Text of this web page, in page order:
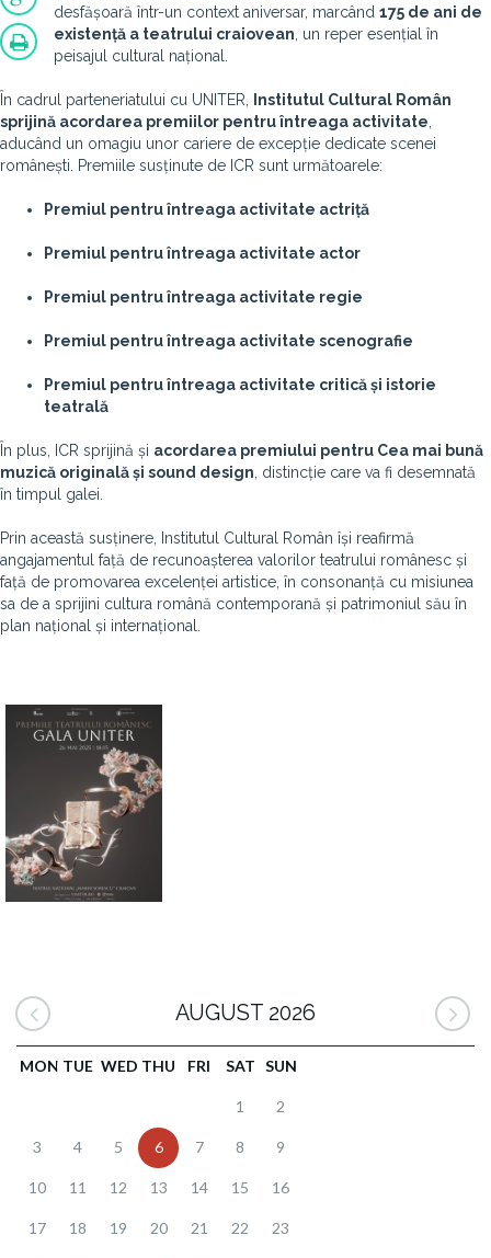
desfășoară într-un context aniversar, marcând 175 de ani de
existență a teatrului craiovean , un reper esențial în
peisajul cultural național.
În cadrul parteneriatului cu UNITER,
Institutul Cultural Român
sprijină acordarea premiilor pentru întreaga activitate
aducând un omagiu unor cariere de excepție dedicate scenei
românești. Premiile susținute de ICR sunt următoarele:
Premiul pentru întreaga activitate actriță
Premiul pentru întreaga activitate actor
Premiul pentru întreaga activitate regie
Premiul pentru întreaga activitate scenografie
Premiul pentru întreaga activitate critică și istorie
teatrală
În plus, ICR sprijină și acordarea premiului pentru Cea mai bună
muzică originală și sound design , distincție care va fi desemnată
în timpul galei.
Prin această susținere, Institutul Cultural Român își reafirmă
angajamentul față de recunoașterea valorilor teatrului românesc și
față de promovarea excelenței artistice, în consonanță cu misiunea
sa de a sprijini cultura română contemporană și patrimoniul său în
plan național și internațional.
AUGUST 2026
MON TUE WED THU FRI SAT SUN
1 2
3 4 5 6 7 8 9
10 11 12 13 14 15 16
17 18 19 20 21 22 23